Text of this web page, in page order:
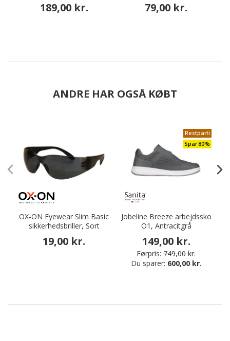
189,00 kr. 79,00 kr.
ANDRE HAR OGSÅ KØBT
OX-ON Eyewear Slim Basic
sikkerhedsbriller, Sort
19,00 kr.
Restparti
Spar 80%
Jobeline Breeze arbejdssko
O1, Antracitgrå
149,00 kr.
Førpris: 749,00 kr.
Du sparer: 600,00 kr.